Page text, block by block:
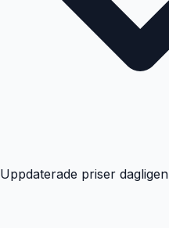
Uppdaterade priser dagligen